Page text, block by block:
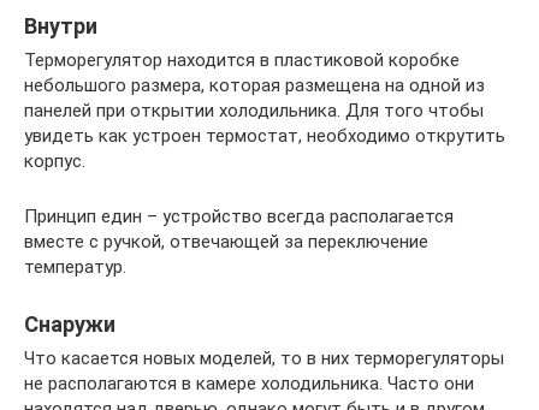
Внутри
Терморегулятор находится в пластиковой коробке
небольшого размера, которая размещена на одной из
панелей при открытии холодильника. Для того чтобы
увидеть как устроен термостат, необходимо открутить
корпус.
Принцип един – устройство всегда располагается
вместе с ручкой, отвечающей за переключение
температур.
Снаружи
Что касается новых моделей, то в них терморегуляторы
не располагаются в камере холодильника. Часто они